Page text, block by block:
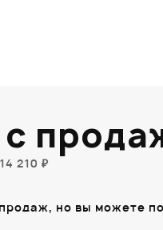
210 ₽
но вы можете